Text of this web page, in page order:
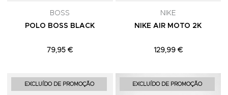
BOSS
POLO BOSS BLACK
79,95 €
NIKE
NIKE AIR MOTO 2K
129,99 €
EXCLUÍDO DE PROMOÇÃO Adicionar aos Favoritos
EXCLUÍDO DE PROMOÇÃO